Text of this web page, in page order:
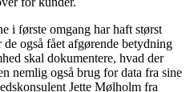
i første omgang har haft størst
også fået afgørende betydning
skal dokumentere, hvad der
nemlig også brug for data fra sine
Jette Mølholm fra